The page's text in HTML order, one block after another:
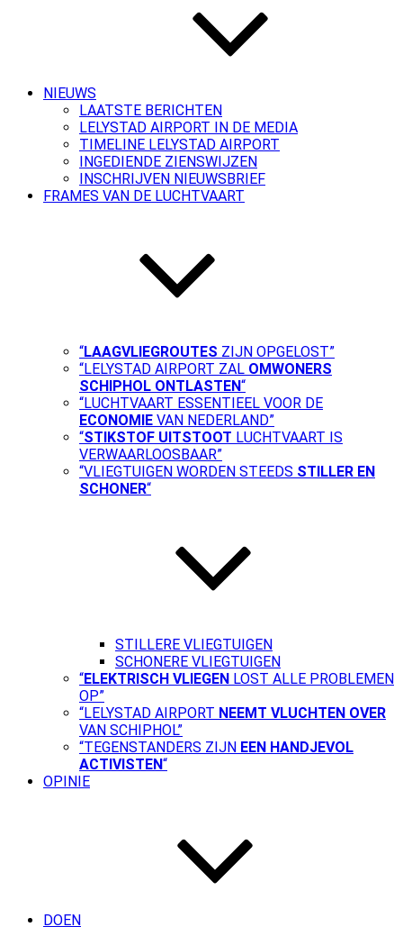
NIEUWS
LAATSTE BERICHTEN
LELYSTAD AIRPORT IN DE MEDIA
TIMELINE LELYSTAD AIRPORT
INGEDIENDE ZIENSWIJZEN
INSCHRIJVEN NIEUWSBRIEF
FRAMES VAN DE LUCHTVAART
“LAAGVLIEGROUTES ZIJN OPGELOST”
“LELYSTAD AIRPORT ZAL OMWONERS
SCHIPHOL ONTLASTEN“
“LUCHTVAART ESSENTIEEL VOOR DE
ECONOMIE VAN NEDERLAND”
“STIKSTOF UITSTOOT LUCHTVAART IS
VERWAARLOOSBAAR”
“VLIEGTUIGEN WORDEN STEEDS STILLER EN
SCHONER“
STILLERE VLIEGTUIGEN
SCHONERE VLIEGTUIGEN
“ELEKTRISCH VLIEGEN LOST ALLE PROBLEMEN
OP”
“LELYSTAD AIRPORT NEEMT VLUCHTEN OVER
VAN SCHIPHOL”
“TEGENSTANDERS ZIJN EEN HANDJEVOL
ACTIVISTEN“
OPINIE
DOEN